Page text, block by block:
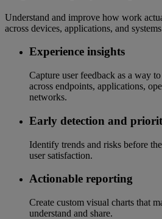
Understand and improve how work
across devices, applications, and
Experience insights
Capture user feedback as a way
across endpoints, applications,
networks.
Early detection and
Identify trends and risks before
user satisfaction.
Actionable reporting
Create custom visual charts that
understand and share.